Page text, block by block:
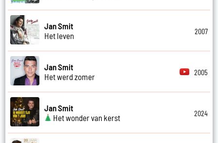
Jan Smit
Het leven
2007
Jan Smit
Het werd zomer
2005
Jan Smit
Het wonder van kerst
2024